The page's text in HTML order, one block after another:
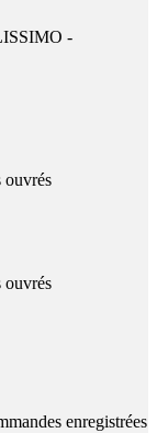
-
ouvrés
ouvrés
enregistrées